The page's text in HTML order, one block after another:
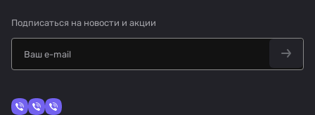
Подписаться на новости и акции